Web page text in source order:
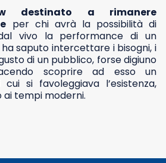
destinato a rimanere
per chi avrà la possibilità di
vivo la performance di un
saputo intercettare i bisogni, i
di un pubblico, forse digiuno
scoprire ad esso un
si favoleggiava l’esistenza,
tempi moderni.